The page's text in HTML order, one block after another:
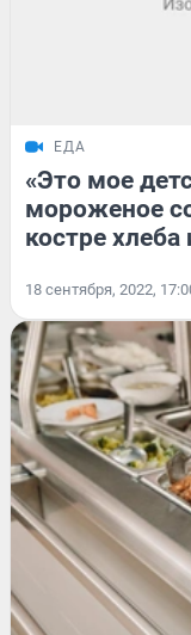
ЕДА
«Это мое
мороженое
костре
18 сентября, 2022,